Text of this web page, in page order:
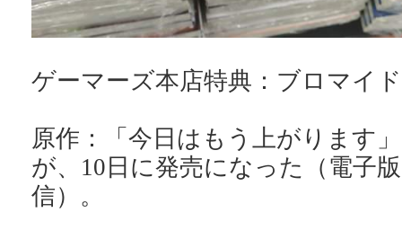
ゲーマーズ本店特典：ブロマイド
原作：「今日はもう上がります
が、10日に発売になった（電子
信）。